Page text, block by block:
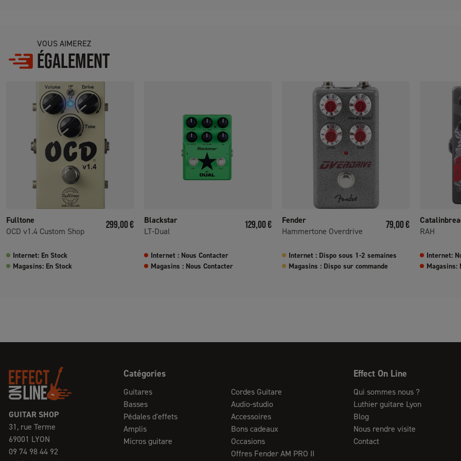
VOUS AIMEREZ
ÉGALEMENT
Fulltone
OCD v1.4 Custom Shop
Prix
299,00 €
Internet: En Stock
Magasins: En Stock
Blackstar
LT-Dual
Prix
129,00 €
Internet : Nous Contacter
Magasins : Nous Contacter
Fender
Hammertone Overdrive
Prix
79,00 €
Internet : Dispo sous 1-2 semaines
Magasins : Dispo sur commande
RAH
Internet:
Magasins:
GUITAR SHOP
31, rue Terme
69001 LYON
09 74 98 44 92
Catégories
Guitares
Basses
Pédales d'effets
Amplis
Micros guitare
Cordes Guitare
Audio-studio
Accessoires
Bons cadeaux
Occasions
Offres Fender AM PRO II
Effect On Line
Qui sommes nous ?
Luthier guitare Lyon
Blog
Nous rendre visite
Contact